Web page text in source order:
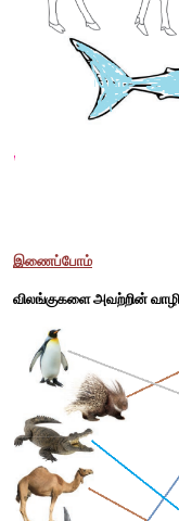
உதவி செய்வோம்
ஓர் ஊரில்
முடிவு செய்தனர்.
சேர்க்க முடிவு
சமவெளி
வான்கோழி,
காடு
புலி, கரடி,
குளம்